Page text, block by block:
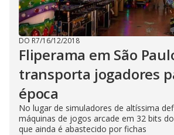
DO R7/16/12/2018
Fliperama em São
transporta jogadores
época
No lugar de simuladores de altíssima
máquinas de jogos arcade em 32 bits
que ainda é abastecido por fichas